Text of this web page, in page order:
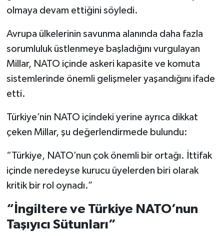
olmaya devam ettiğini söyledi.
Avrupa ülkelerinin savunma alanında daha fazla
sorumluluk üstlenmeye başladığını vurgulayan
Millar, NATO içinde askeri kapasite ve komuta
sistemlerinde önemli gelişmeler yaşandığını ifade
etti.
Türkiye’nin NATO içindeki yerine ayrıca dikkat
çeken Millar, şu değerlendirmede bulundu:
“Türkiye, NATO’nun çok önemli bir ortağı. İttifak
içinde neredeyse kurucu üyelerden biri olarak
kritik bir rol oynadı.”
“İngiltere ve Türkiye NATO’nun
Taşıyıcı Sütunları”